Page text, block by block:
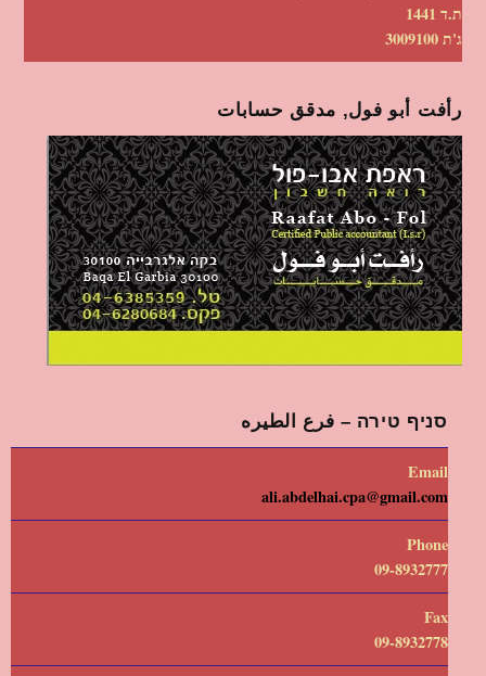
ת.ד 1441
ג'ת 3009100
رأفت أبو فول, مدقق حسابات
סניף טירה – فرع الطيره
Email
ali.abdelhai.cpa@gmail.com
Phone
09-8932777
Fax
09-8932778